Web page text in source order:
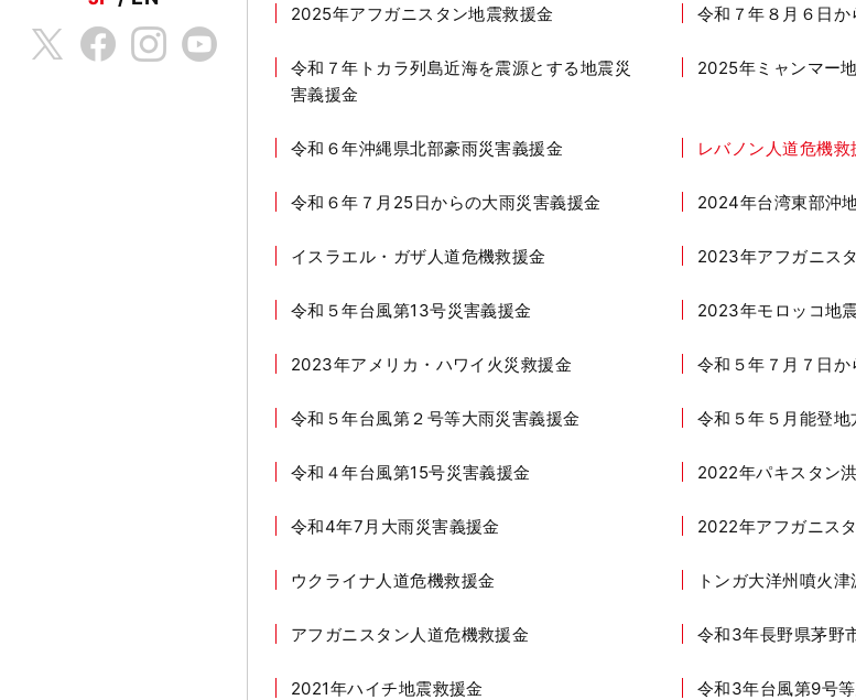
2025年アフガニスタン地震救援金 令和７年８月６日
令和７年トカラ列島近海を震源とする地震災
害義援金
2025年ミャンマー
令和６年沖縄県北部豪雨災害義援金 レバノン人道危機救
令和６年７月25日からの大雨災害義援金 2024年台湾東部沖
イスラエル・ガザ人道危機救援金 2023年アフガニス
令和５年台風第13号災害義援金 2023年モロッコ地
2023年アメリカ・ハワイ火災救援金 令和５年７月７日
令和５年台風第２号等大雨災害義援金 令和５年５月能登
令和４年台風第15号災害義援金 2022年パキスタン
令和4年7月大雨災害義援金 2022年アフガニス
ウクライナ人道危機救援金 トンガ大洋州噴火津
アフガニスタン人道危機救援金 令和3年長野県茅野
2021年ハイチ地震救援金 令和3年台風第9号